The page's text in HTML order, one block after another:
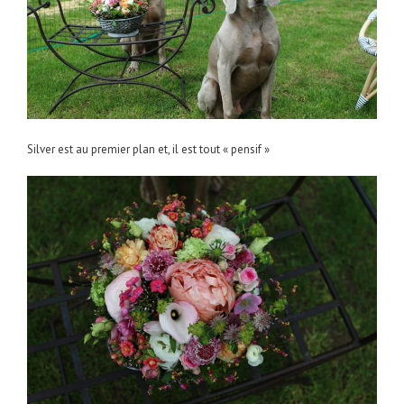
Silver est au premier plan et, il est tout « pensif »